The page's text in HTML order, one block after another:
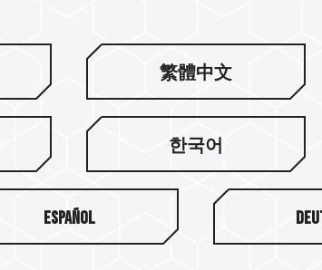
堅持品
十銓科技
則，堅持採用高
同時依據
國電子工程設計
繁體中文
한국어
Español